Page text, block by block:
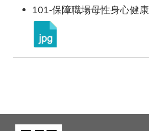
101-保障職場母性身心健康